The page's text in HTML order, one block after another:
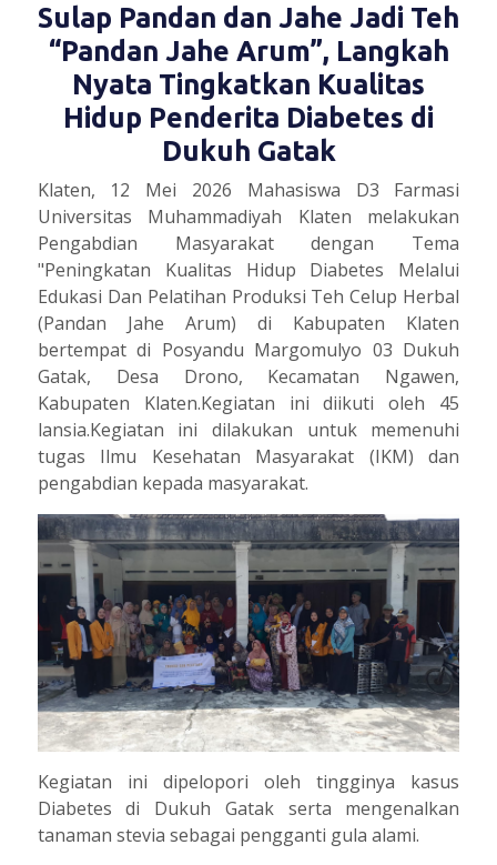
Sulap Pandan dan Jahe Jadi Teh
“Pandan Jahe Arum”, Langkah
Nyata Tingkatkan Kualitas
Hidup Penderita Diabetes di
Dukuh Gatak
Klaten, 12 Mei 2026 Mahasiswa D3 Farmasi
Universitas Muhammadiyah Klaten melakukan
Pengabdian Masyarakat dengan Tema
"Peningkatan Kualitas Hidup Diabetes Melalui
Edukasi Dan Pelatihan Produksi Teh Celup Herbal
(Pandan Jahe Arum) di Kabupaten Klaten
bertempat di Posyandu Margomulyo 03 Dukuh
Gatak, Desa Drono, Kecamatan Ngawen,
Kabupaten Klaten.Kegiatan ini diikuti oleh 45
lansia.Kegiatan ini dilakukan untuk memenuhi
tugas Ilmu Kesehatan Masyarakat (IKM) dan
pengabdian kepada masyarakat.
Kegiatan ini dipelopori oleh tingginya kasus
Diabetes di Dukuh Gatak serta mengenalkan
tanaman stevia sebagai pengganti gula alami.